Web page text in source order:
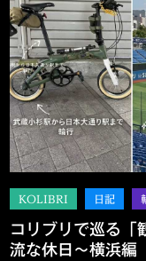
コリブリで巡る
流な休日～横浜編